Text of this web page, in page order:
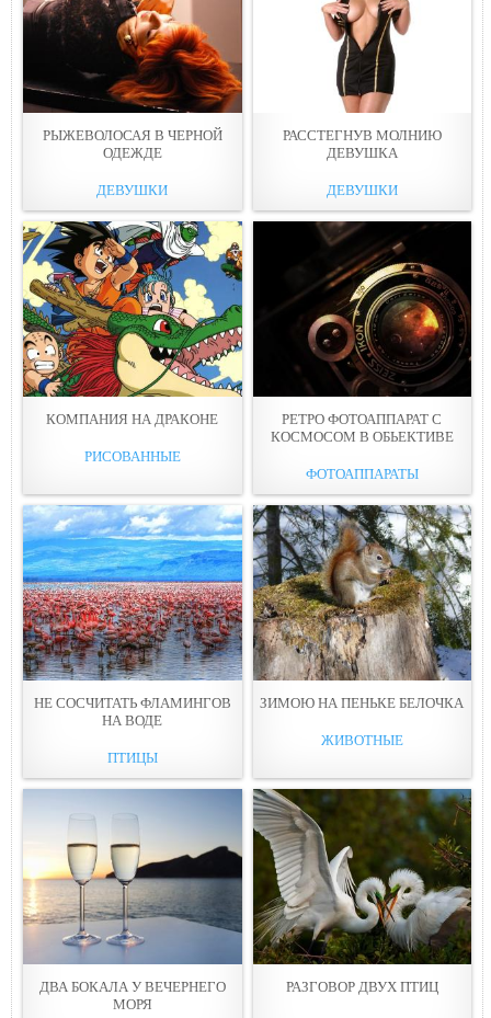
РЫЖЕВОЛОСАЯ В ЧЕРНОЙ
ОДЕЖДE
ДЕВУШКИ
РАССТЕГНУВ МОЛНИЮ
ДЕВУШКА
ДЕВУШКИ
КОМПАНИЯ НА ДРАКОНЕ
РИСОВАННЫЕ
РЕТРО ФОТОАППАРАТ С
КОСМОСОМ В ОБЬЕКТИВЕ
ФОТОАППАРАТЫ
НЕ СОСЧИТАТЬ ФЛАМИНГОВ
НА ВОДЕ
ПТИЦЫ
ЗИМОЮ НА ПЕНЬКЕ БЕЛОЧКА
ЖИВОТНЫЕ
ДВА БОКАЛА У ВЕЧЕРНЕГО
МОРЯ
РАЗГОВОР ДВУХ ПТИЦ